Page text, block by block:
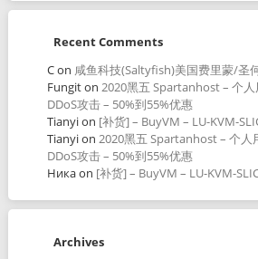
Recent Comments
Con 咸鱼科技(Saltyfish)美国费里蒙/圣
Fungiton 2020黑五 Spartanhost – 个
DDoS攻击 – 50%到55%优惠
Tianyion [补货] – BuyVM – LU-KVM-
Tianyion 2020黑五 Spartanhost – 个人
DDoS攻击 – 50%到55%优惠
Никаon [补货] – BuyVM – LU-KVM-
Archives